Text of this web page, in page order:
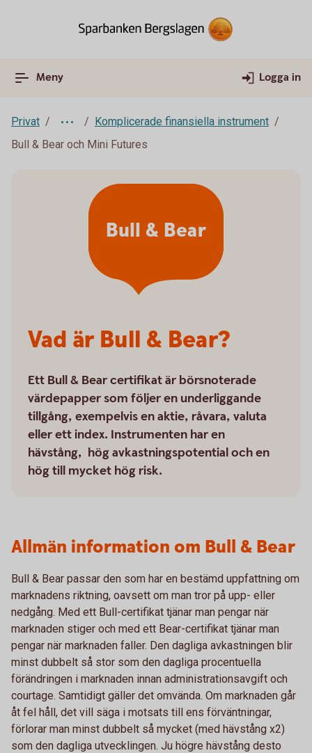
Meny Logga in
Privat
Komplicerade finansiella instrument
Bull & Bear och Mini Futures
Vad är Bull & Bear?
Ett Bull & Bear certifikat är börsnoterade
värdepapper som följer en underliggande
tillgång, exempelvis en aktie, råvara, valuta
eller ett index. Instrumenten har en
hävstång, hög avkastningspotential och en
hög till mycket hög risk.
Bull & Bear
Allmän information om Bull & Bear
Bull & Bear passar den som har en bestämd uppfattning om
marknadens riktning, oavsett om man tror på upp- eller
nedgång. Med ett Bull-certifikat tjänar man pengar när
marknaden stiger och med ett Bear-certifikat tjänar man
pengar när marknaden faller. Den dagliga avkastningen blir
minst dubbelt så stor som den dagliga procentuella
förändringen i marknaden innan administrationsavgift och
courtage. Samtidigt gäller det omvända. Om marknaden går
åt fel håll, det vill säga i motsats till ens förväntningar,
förlorar man minst dubbelt så mycket (med hävstång x2)
som den dagliga utvecklingen. Ju högre hävstång desto